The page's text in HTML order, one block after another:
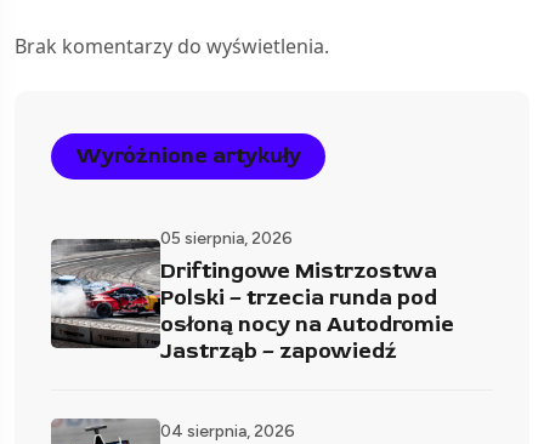
Brak komentarzy do wyświetlenia.
Wyróżnione artykuły
05 sierpnia, 2026
Driftingowe Mistrzostwa
Polski – trzecia runda pod
osłoną nocy na Autodromie
Jastrząb – zapowiedź
04 sierpnia, 2026